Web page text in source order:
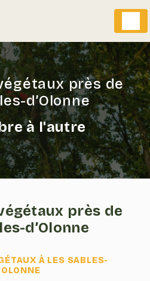
près de
d’Olonne
à l'autre
près de
d’Olonne
À LES SABLES-